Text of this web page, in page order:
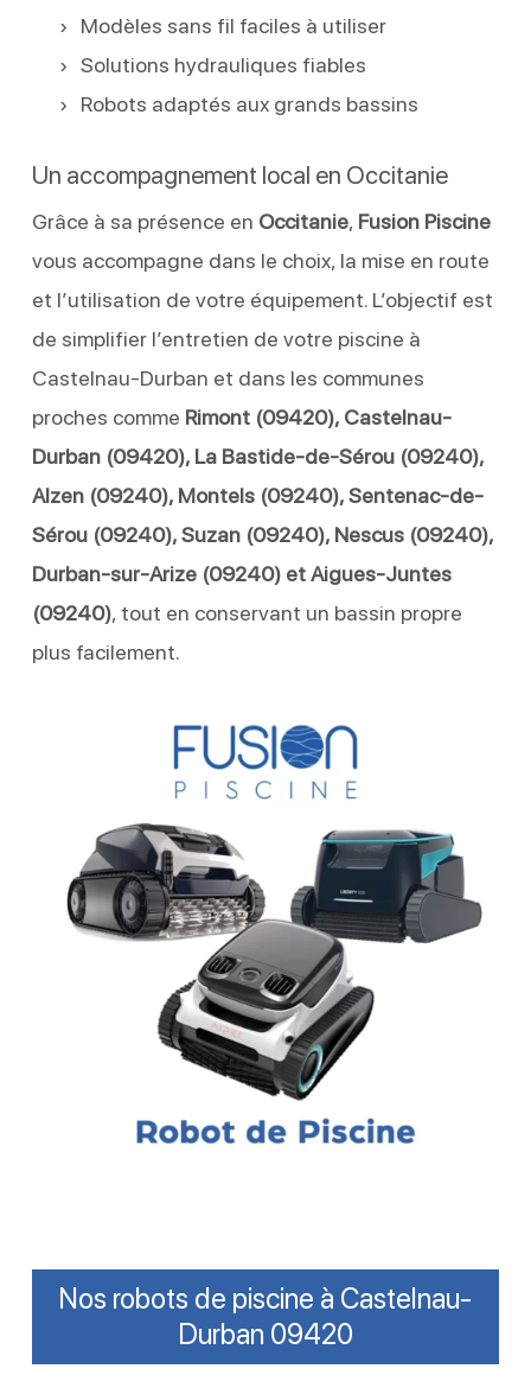
Modèles sans fil faciles à utiliser
Solutions hydrauliques fiables
Robots adaptés aux grands bassins
Un accompagnement local en Occitanie
Grâce à sa présence en Occitanie, Fusion Piscine
vous accompagne dans le choix, la mise en route
et l’utilisation de votre équipement. L’objectif est
de simplifier l’entretien de votre piscine à
Castelnau-Durban et dans les communes
proches comme Rimont (09420), Castelnau-
Durban (09420), La Bastide-de-Sérou (09240),
Alzen (09240), Montels (09240), Sentenac-de-
Sérou (09240), Suzan (09240), Nescus (09240),
Durban-sur-Arize (09240) et Aigues-Juntes
(09240), tout en conservant un bassin propre
plus facilement.
Nos robots de piscine à Castelnau-
Durban 09420